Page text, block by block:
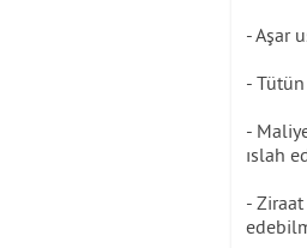
- Aşar
-
-
ıslah
-